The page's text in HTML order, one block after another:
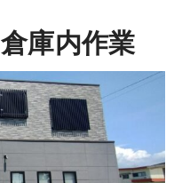
倉庫内作業